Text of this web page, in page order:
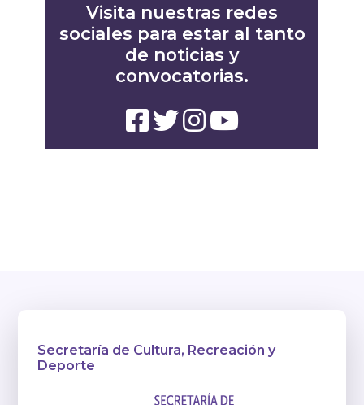
Visita nuestras redes
sociales para estar al tanto
de noticias y
convocatorias.
Secretaría de Cultura, Recreación y
Deporte